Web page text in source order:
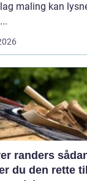
maling kan
sådan
du den rette